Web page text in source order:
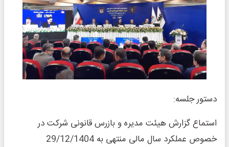
دستور جلسه:
استماع گزارش هیئت مدیره و بازرس قانونی شرکت در
خصوص عملکرد سال مالی منتهی به 29/12/1404